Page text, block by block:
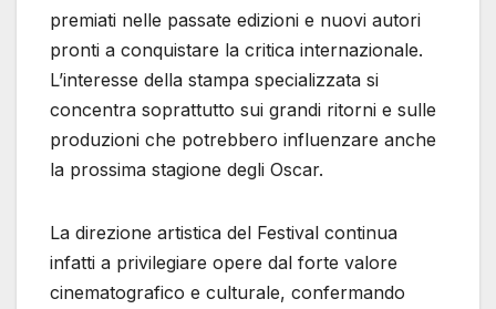
premiati nelle passate edizioni e nuovi autori
pronti a conquistare la critica internazionale.
L’interesse della stampa specializzata si
concentra soprattutto sui grandi ritorni e sulle
produzioni che potrebbero influenzare anche
la prossima stagione degli Oscar.
La direzione artistica del Festival continua
infatti a privilegiare opere dal forte valore
cinematografico e culturale, confermando